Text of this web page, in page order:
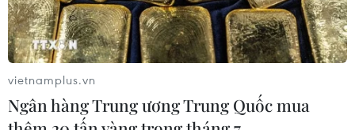
vietnamplus.vn
Ngân hàng Trung ương Trung Quốc mua